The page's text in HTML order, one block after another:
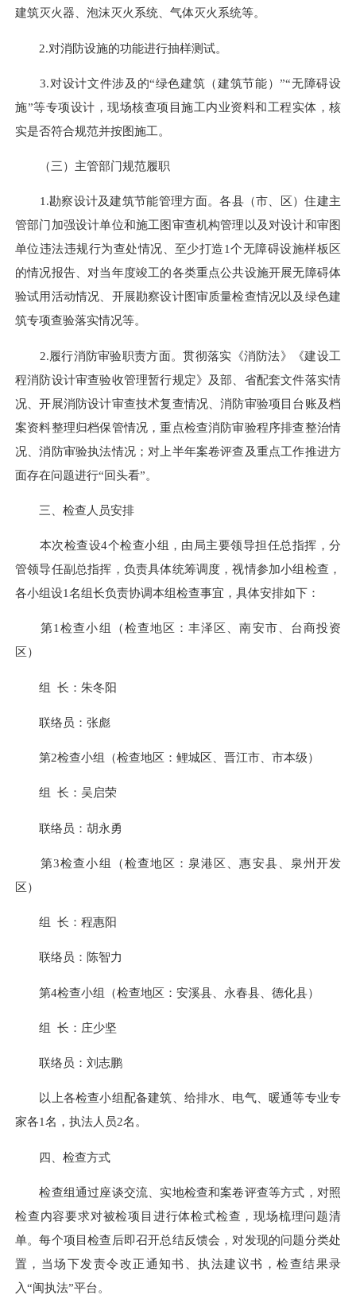
建筑灭火器、泡沫灭火系统、气体灭火系统等。
2.对消防设施的功能进行抽样测试。
3.对设计文件涉及的“绿色建筑（建筑节能）”“无障碍设
施”等专项设计，现场核查项目施工内业资料和工程实体，核
实是否符合规范并按图施工。
（三）主管部门规范履职
1.勘察设计及建筑节能管理方面。各县（市、区）住建主
管部门加强设计单位和施工图审查机构管理以及对设计和审图
单位违法违规行为查处情况、至少打造1个无障碍设施样板区
的情况报告、对当年度竣工的各类重点公共设施开展无障碍体
验试用活动情况、开展勘察设计图审质量检查情况以及绿色建
筑专项查验落实情况等。
2.履行消防审验职责方面。贯彻落实《消防法》《建设工
程消防设计审查验收管理暂行规定》及部、省配套文件落实情
况、开展消防设计审查技术复查情况、消防审验项目台账及档
案资料整理归档保管情况，重点检查消防审验程序排查整治情
况、消防审验执法情况；对上半年案卷评查及重点工作推进方
面存在问题进行“回头看”。
三、检查人员安排
本次检查设4个检查小组，由局主要领导担任总指挥，分
管领导任副总指挥，负责具体统筹调度，视情参加小组检查，
各小组设1名组长负责协调本组检查事宜，具体安排如下：
第1检查小组（检查地区：丰泽区、南安市、台商投资
区）
组 长：朱冬阳
联络员：张彪
第2检查小组（检查地区：鲤城区、晋江市、市本级）
组 长：吴启荣
联络员：胡永勇
第3检查小组（检查地区：泉港区、惠安县、泉州开发
区）
组 长：程惠阳
联络员：陈智力
第4检查小组（检查地区：安溪县、永春县、德化县）
组 长：庄少坚
联络员：刘志鹏
以上各检查小组配备建筑、给排水、电气、暖通等专业专
家各1名，执法人员2名。
四、检查方式
检查组通过座谈交流、实地检查和案卷评查等方式，对照
检查内容要求对被检项目进行体检式检查，现场梳理问题清
单。每个项目检查后即召开总结反馈会，对发现的问题分类处
置，当场下发责令改正通知书、执法建议书，检查结果录
入“闽执法”平台。